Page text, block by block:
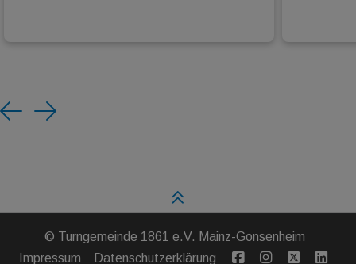
Previous
Next
© Turngemeinde 1861 e.V. Mainz-Gonsenheim
Impressum
Datenschutzerklärung